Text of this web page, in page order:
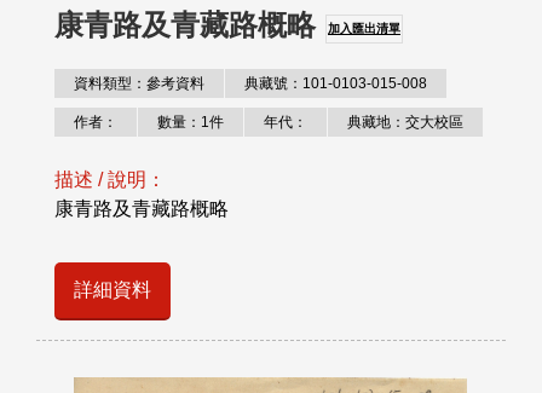
康青路及青藏路概略 加入匯出清單
資料類型：參考資料 典藏號：101-0103-015-008
作者： 數量：1件 年代： 典藏地：交大校區
描述 / 說明：
康青路及青藏路概略
詳細資料